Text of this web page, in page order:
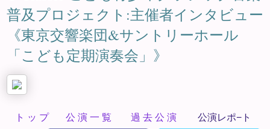
普及プロジェクト:主催者インタビュー
《東京交響楽団&サントリーホール
「こども定期演奏会」》
ト ッ プ 公 演 一 覧 過 去 公 演 公演レポ−ト